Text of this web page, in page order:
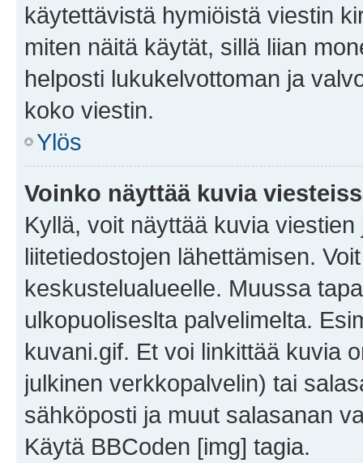
käytettävistä hymiöistä viestin
miten näitä käytät, sillä liian
helposti lukukelvottoman ja
koko viestin.
Ylös
Voinko näyttää kuvia
Kyllä, voit näyttää kuvia
liitetiedostojen lähettämisen.
keskustelualueelle. Muussa
ulkopuoliseslta palvelimelta.
kuvani.gif. Et voi linkittää kuvia
julkinen verkkopalvelin) tai
sähköposti ja muut salasanan
Käytä BBCoden [img] tagia.